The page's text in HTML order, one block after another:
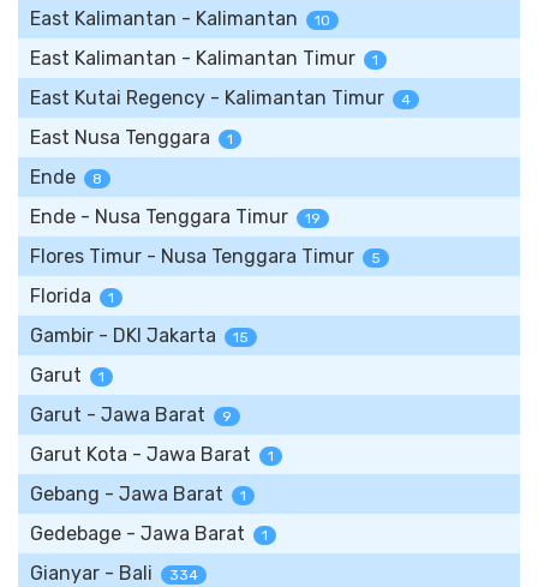
East Kalimantan - Kalimantan 10
East Kalimantan - Kalimantan Timur 1
East Kutai Regency - Kalimantan Timur 4
East Nusa Tenggara 1
Ende 8
Ende - Nusa Tenggara Timur 19
Flores Timur - Nusa Tenggara Timur 5
Florida 1
Gambir - DKI Jakarta 15
Garut 1
Garut - Jawa Barat 9
Garut Kota - Jawa Barat 1
Gebang - Jawa Barat 1
Gedebage - Jawa Barat 1
Gianyar - Bali 334